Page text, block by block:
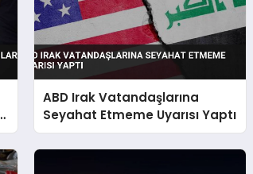
ABD Irak Vatandaşlarına
Seyahat Etmeme Uyarısı Yaptı